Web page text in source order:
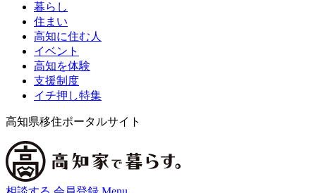
暮らし
住まい
高知に住む人
イベント
高知を体験
支援制度
イチ押し特集
高知県移住ポータルサイト